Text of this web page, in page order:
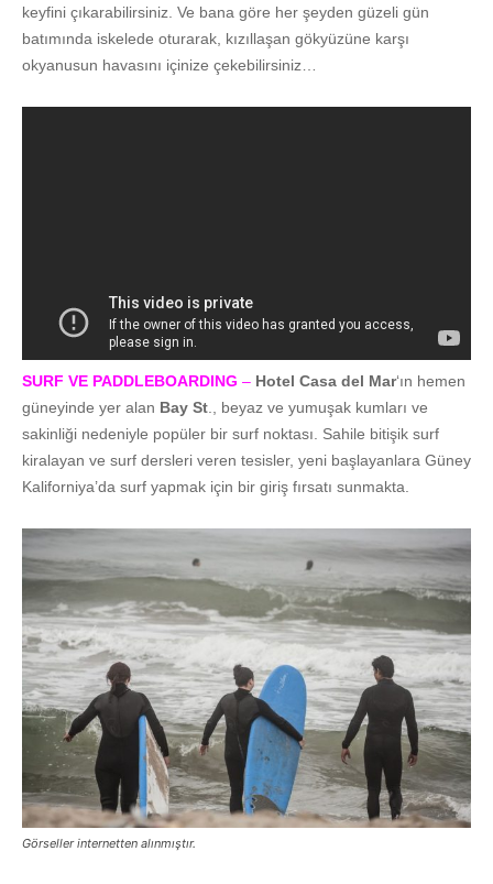
keyfini çıkarabilirsiniz. Ve bana göre her şeyden güzeli gün
batımında iskelede oturarak, kızıllaşan gökyüzüne karşı
okyanusun havasını içinize çekebilirsiniz…
SURF VE PADDLEBOARDING – Hotel Casa del Mar‘ın hemen
güneyinde yer alan Bay St ., beyaz ve yumuşak kumları ve
sakinliği nedeniyle popüler bir surf noktası. Sahile bitişik surf
kiralayan ve surf dersleri veren tesisler, yeni başlayanlara Güney
Kaliforniya’da surf yapmak için bir giriş fırsatı sunmakta.
Görseller internetten alınmıştır.